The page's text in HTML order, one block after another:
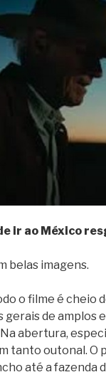
ir ao México
belas imagens.
o filme é cheio
gerais de amplos
Na abertura,
tanto outonal.
até a fazenda